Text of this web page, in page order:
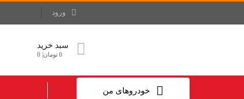
ورود
سبد خرید
0 تومان 0
خودروهای من